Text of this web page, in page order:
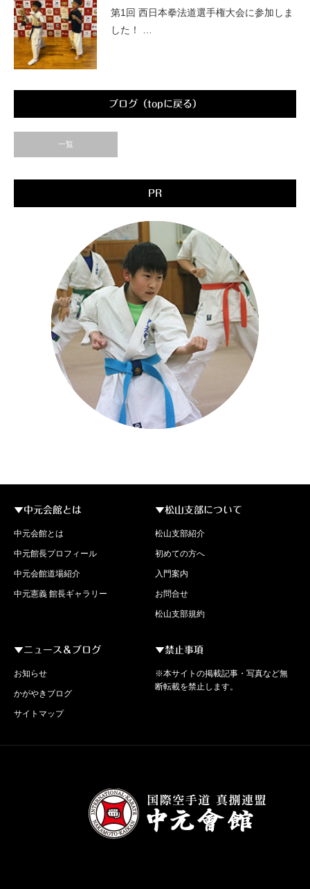
第1回 西日本拳法道選手権大会に参加しま
した！ …
ブログ（topに戻る）
一覧
PR
▼中元会館とは
中元会館とは
中元館長プロフィール
中元会館道場紹介
中元憲義 館長ギャラリー
▼松山支部について
松山支部紹介
初めての方へ
入門案内
お問合せ
松山支部規約
▼ニュース＆ブログ
お知らせ
かがやきブログ
サイトマップ
▼禁止事項
※本サイトの掲載記事・写真など無
断転載を禁止します。